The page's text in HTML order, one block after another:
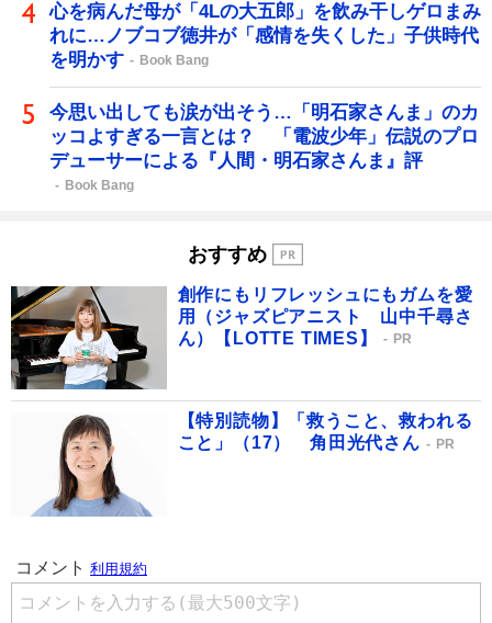
心を病んだ母が「4Lの大五郎」を飲み干しゲロまみ
れに…ノブコブ徳井が「感情を失くした」子供時代
を明かす
Book Bang
今思い出しても涙が出そう…「明石家さんま」のカ
ッコよすぎる一言とは？ 「電波少年」伝説のプロ
デューサーによる『人間・明石家さんま』評
Book Bang
おすすめ
創作にもリフレッシュにもガムを愛
用（ジャズピアニスト 山中千尋さ
ん）【LOTTE TIMES】
PR
【特別読物】「救うこと、救われる
こと」（17） 角田光代さん
PR